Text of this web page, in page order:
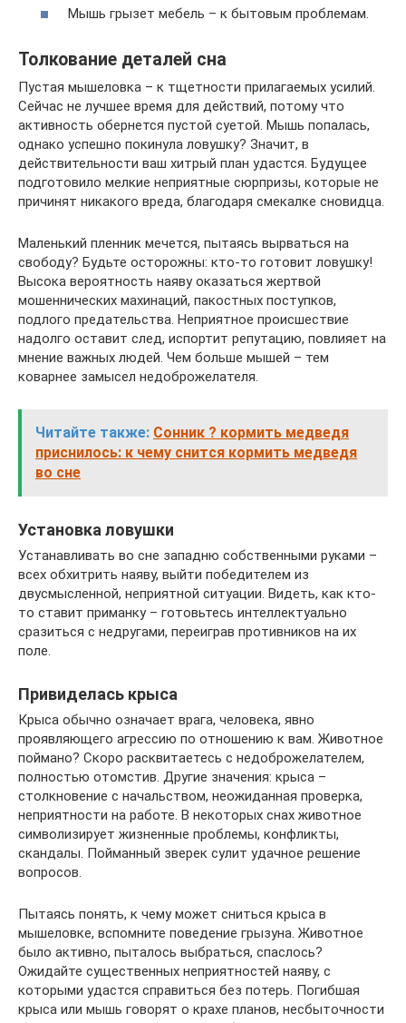
Мышь грызет мебель – к бытовым проблемам.
Толкование деталей сна
Пустая мышеловка – к тщетности прилагаемых усилий.
Сейчас не лучшее время для действий, потому что
активность обернется пустой суетой. Мышь попалась,
однако успешно покинула ловушку? Значит, в
действительности ваш хитрый план удастся. Будущее
подготовило мелкие неприятные сюрпризы, которые не
причинят никакого вреда, благодаря смекалке сновидца.
Маленький пленник мечется, пытаясь вырваться на
свободу? Будьте осторожны: кто-то готовит ловушку!
Высока вероятность наяву оказаться жертвой
мошеннических махинаций, пакостных поступков,
подлого предательства. Неприятное происшествие
надолго оставит след, испортит репутацию, повлияет на
мнение важных людей. Чем больше мышей – тем
коварнее замысел недоброжелателя.
Читайте также: Сонник ? кормить медведя
приснилось: к чему снится кормить медведя
во сне
Установка ловушки
Устанавливать во сне западню собственными руками –
всех обхитрить наяву, выйти победителем из
двусмысленной, неприятной ситуации. Видеть, как кто-
то ставит приманку – готовьтесь интеллектуально
сразиться с недругами, переиграв противников на их
поле.
Привиделась крыса
Крыса обычно означает врага, человека, явно
проявляющего агрессию по отношению к вам. Животное
поймано? Скоро расквитаетесь с недоброжелателем,
полностью отомстив. Другие значения: крыса –
столкновение с начальством, неожиданная проверка,
неприятности на работе. В некоторых снах животное
символизирует жизненные проблемы, конфликты,
скандалы. Пойманный зверек сулит удачное решение
вопросов.
Пытаясь понять, к чему может сниться крыса в
мышеловке, вспомните поведение грызуна. Животное
было активно, пыталось выбраться, спаслось?
Ожидайте существенных неприятностей наяву, с
которыми удастся справиться без потерь. Погибшая
крыса или мышь говорят о крахе планов, несбыточности